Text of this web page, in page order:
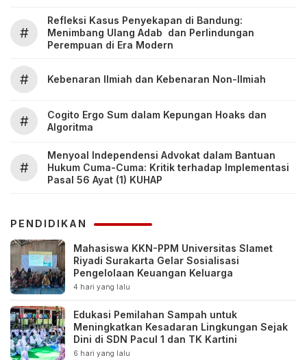
#
Refleksi Kasus Penyekapan di Bandung:
Menimbang Ulang Adab dan Perlindungan
Perempuan di Era Modern
# Kebenaran Ilmiah dan Kebenaran Non-Ilmiah
#
Cogito Ergo Sum dalam Kepungan Hoaks dan
Algoritma
#
Menyoal Independensi Advokat dalam Bantuan
Hukum Cuma-Cuma: Kritik terhadap Implementasi
Pasal 56 Ayat (1) KUHAP
PENDIDIKAN
Mahasiswa KKN-PPM Universitas Slamet
Riyadi Surakarta Gelar Sosialisasi
Pengelolaan Keuangan Keluarga
4 hari yang lalu
Edukasi Pemilahan Sampah untuk
Meningkatkan Kesadaran Lingkungan Sejak
Dini di SDN Pacul 1 dan TK Kartini
6 hari yang lalu